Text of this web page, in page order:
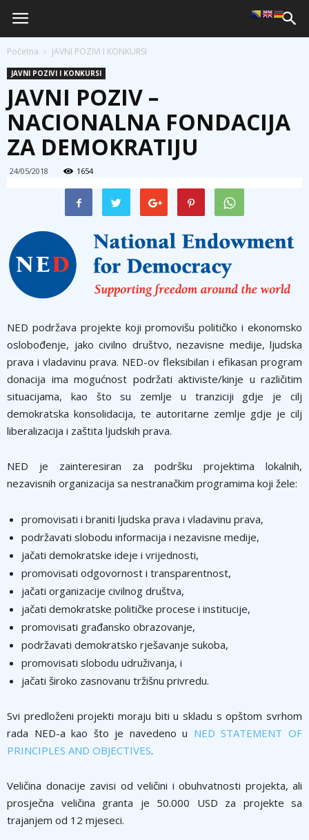
Početna JAVNI POZIVI I KONKURSI
JAVNI POZIVI I KONKURSI
JAVNI POZIV –
NACIONALNA FONDACIJA
ZA DEMOKRATIJU
24/05/2018 1654
NED podržava projekte koji promovišu političko i ekonomsko
oslobođenje, jako civilno društvo, nezavisne medije, ljudska
prava i vladavinu prava. NED-ov fleksibilan i efikasan program
donacija ima mogućnost podržati aktiviste/kinje u različitim
situacijama, kao što su zemlje u tranziciji gdje je cilj
demokratska konsolidacija, te autoritarne zemlje gdje je cilj
liberalizacija i zaštita ljudskih prava.
NED je zainteresiran za podršku projektima lokalnih,
nezavisnih organizacija sa nestranačkim programima koji žele:
promovisati i braniti ljudska prava i vladavinu prava,
podržavati slobodu informacija i nezavisne medije,
jačati demokratske ideje i vrijednosti,
promovisati odgovornost i transparentnost,
jačati organizacije civilnog društva,
jačati demokratske političke procese i institucije,
promovisati građansko obrazovanje,
podržavati demokratsko rješavanje sukoba,
promovisati slobodu udruživanja, i
jačati široko zasnovanu tržišnu privredu.
Svi predloženi projekti moraju biti u skladu s opštom svrhom
rada NED-a kao što je navedeno u NED STATEMENT OF
PRINCIPLES AND OBJECTIVES.
Veličina donacije zavisi od veličini i obuhvatnosti projekta, ali
prosječna veličina granta je 50.000 USD za projekte sa
trajanjem od 12 mjeseci.